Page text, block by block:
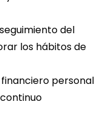
del
los hábitos de
personal